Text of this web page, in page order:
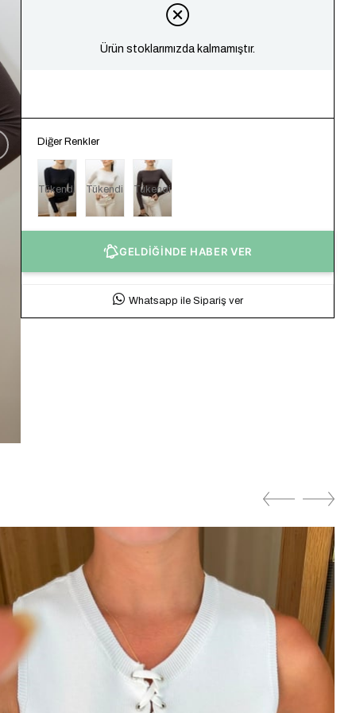
Ürün stoklarımızda kalmamıştır.
Diğer Renkler
Tükendi Tükendi Tükendi
GELDİĞİNDE HABER VER
Whatsapp ile Sipariş ver